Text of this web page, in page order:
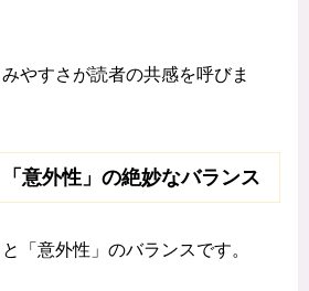
やすさが読者の共感を呼びま
「意外性」の絶妙なバランス
「意外性」のバランスです。